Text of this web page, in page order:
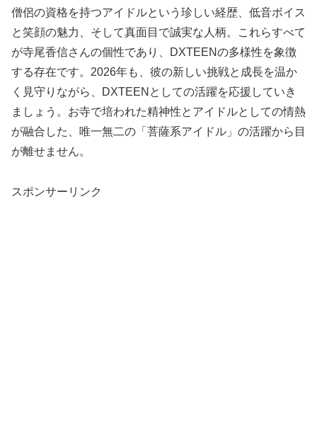
僧侶の資格を持つアイドルという珍しい経歴、低音ボイス
と笑顔の魅力、そして真面目で誠実な人柄。これらすべて
が寺尾香信さんの個性であり、DXTEENの多様性を象徴
する存在です。2026年も、彼の新しい挑戦と成長を温か
く見守りながら、DXTEENとしての活躍を応援していき
ましょう。お寺で培われた精神性とアイドルとしての情熱
が融合した、唯一無二の「菩薩系アイドル」の活躍から目
が離せません。
スポンサーリンク